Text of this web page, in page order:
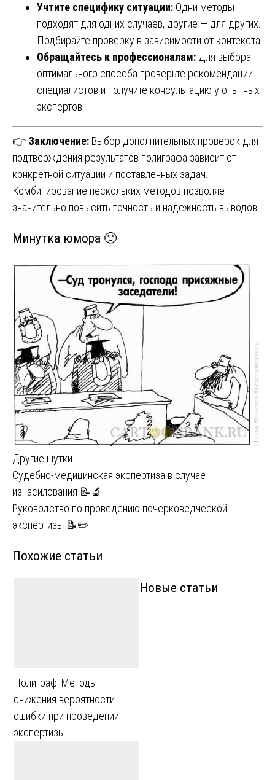
Учтите специфику ситуации: Одни методы
подходят для одних случаев, другие — для других.
Подбирайте проверку в зависимости от контекста.
Обращайтесь к профессионалам: Для выбора
оптимального способа проверьте рекомендации
специалистов и получите консультацию у опытных
экспертов.
👉 Заключение: Выбор дополнительных проверок для
подтверждения результатов полиграфа зависит от
конкретной ситуации и поставленных задач.
Комбинирование нескольких методов позволяет
значительно повысить точность и надежность выводов.
Минутка юмора 🙂
Другие шутки
Навигация
по
записям
Судебно-медицинская экспертиза в случае
изнасилования 📝🔬
Руководство по проведению почерковедческой
экспертизы 📝✏️
Похожие статьи
Полиграф: Методы
снижения вероятности
ошибки при проведении
экспертизы
Новые статьи